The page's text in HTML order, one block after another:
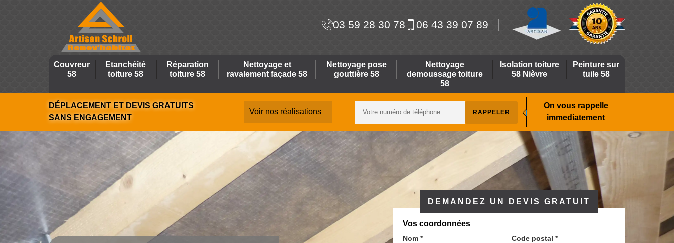
03 59 28 30 78 06 43 39 07 89
Couvreur
58
Etanchéité
toiture 58
Réparation
toiture 58
Nettoyage et
ravalement façade 58
Nettoyage pose
gouttière 58
Nettoyage
demoussage toiture
58
Isolation toiture
58 Nièvre
Peinture sur
tuile 58
DÉPLACEMENT ET DEVIS GRATUITS
SANS ENGAGEMENT
Voir nos réalisations
On vous rappelle
immediatement
DEMANDEZ UN DEVIS GRATUIT
Vos coordonnées
Nom * Code postal *